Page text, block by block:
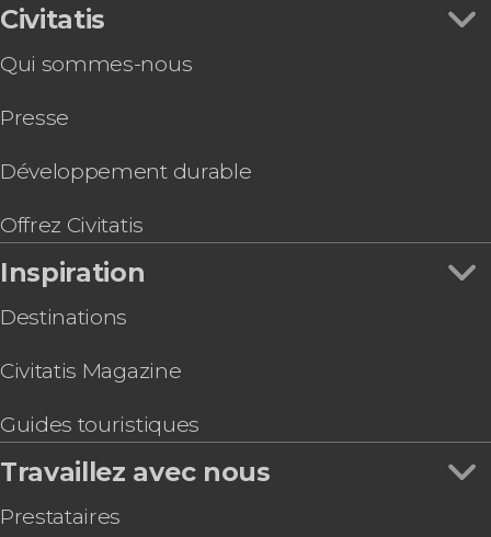
Civitatis
Qui sommes-nous
Presse
Développement durable
Offrez Civitatis
Inspiration
Destinations
Civitatis Magazine
Guides touristiques
Travaillez avec nous
Prestataires